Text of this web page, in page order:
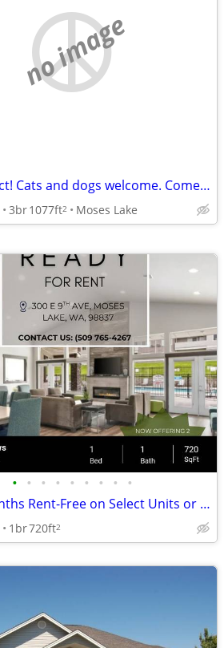
no image
Purrrrrrrfect! Cats and dogs welcome. Come check us out.
3br1077ft2 Moses Lake
• • • • • • • • •
Enjoy 2 Months Rent-Free on Select Units or Reduced Rent!
1br720ft2